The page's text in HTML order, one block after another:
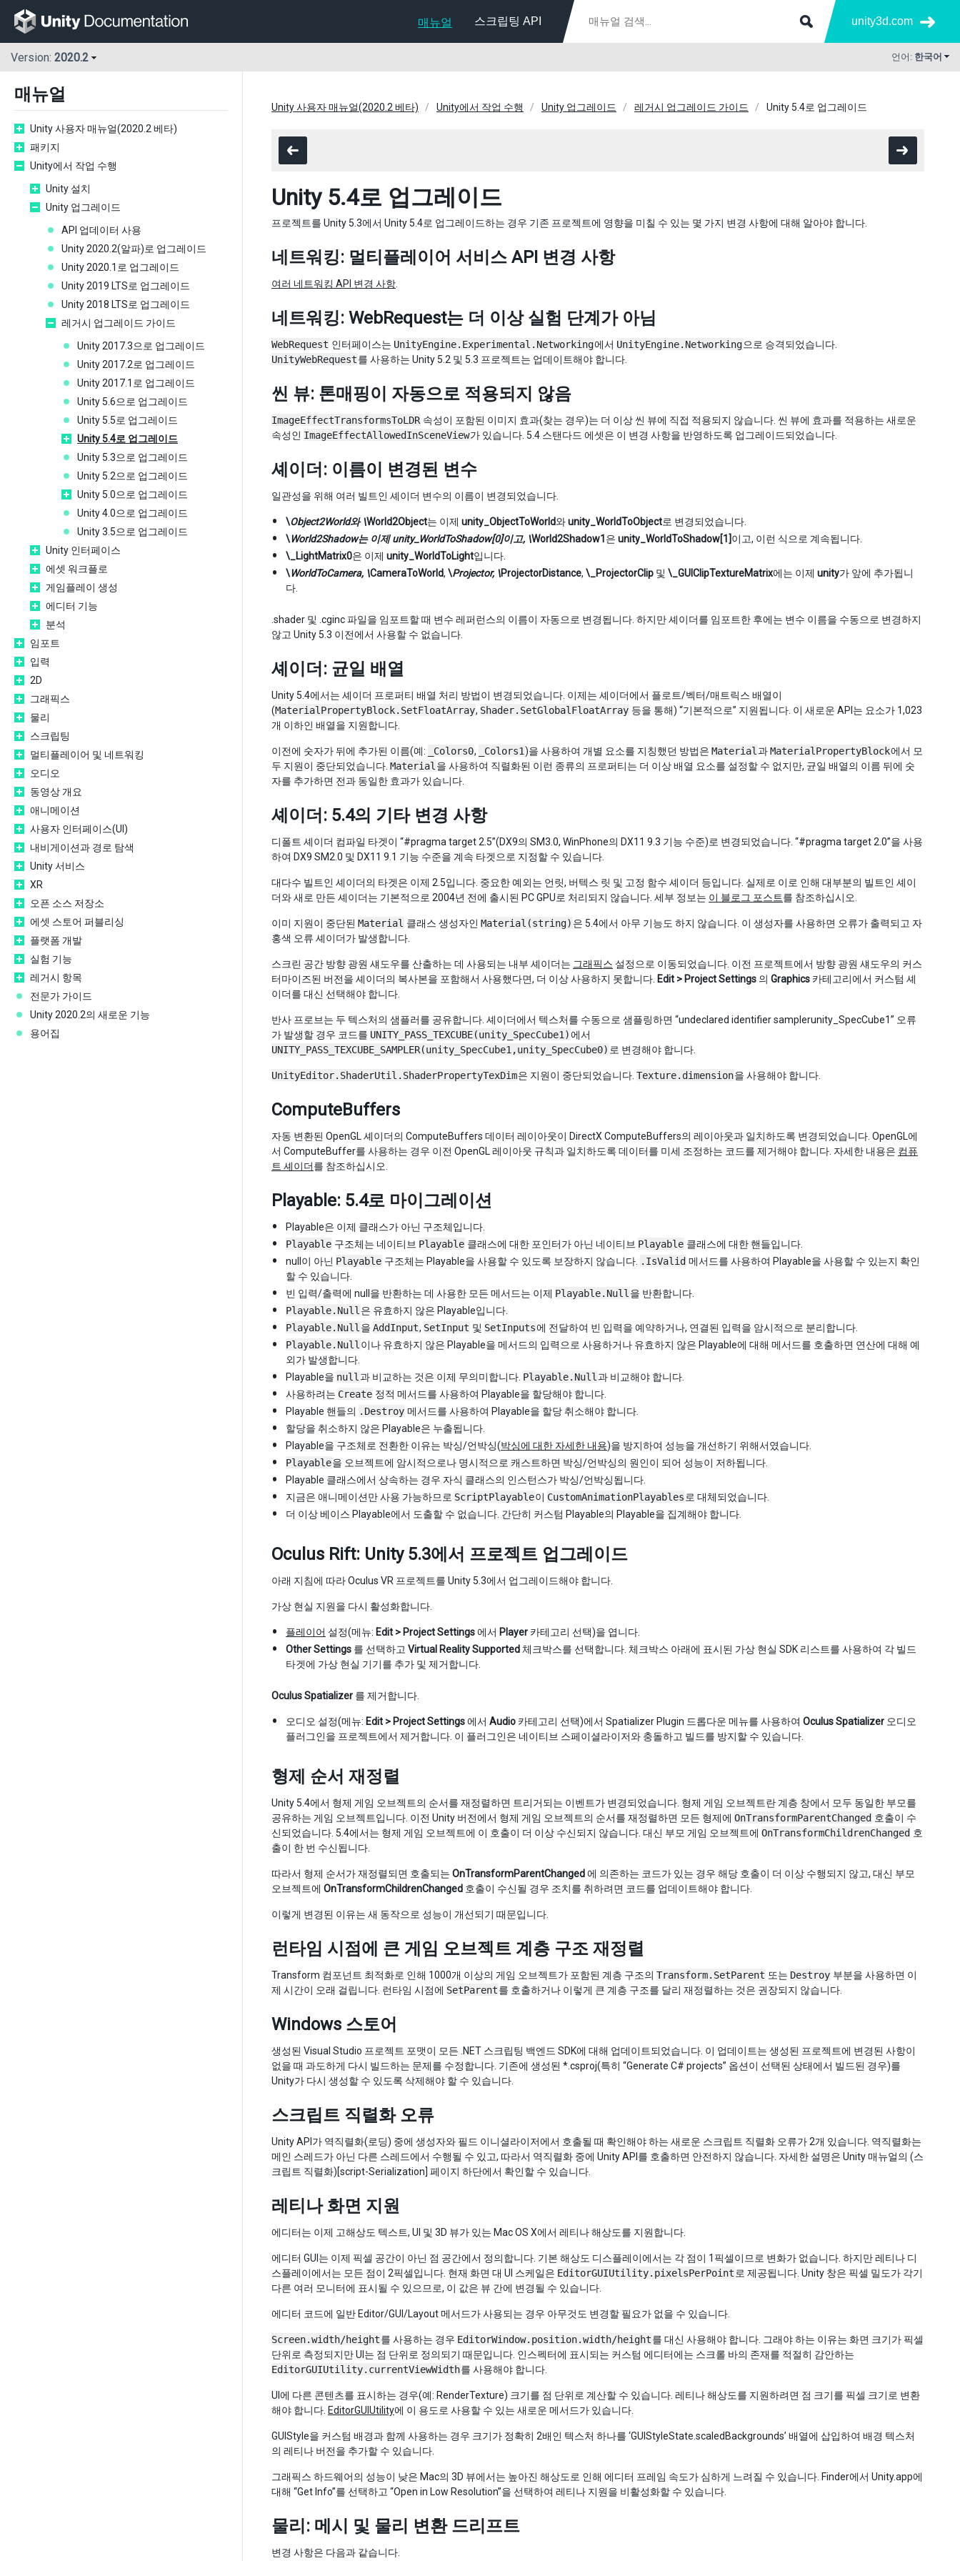
매뉴얼 스크립팅 API unity3d.com
Version: 2020.2 언어: 한국어
매뉴얼
Unity 사용자 매뉴얼(2020.2 베타)
패키지
Unity에서 작업 수행
Unity 설치
Unity 업그레이드
API 업데이터 사용
Unity 2020.2(알파)로 업그레이드
Unity 2020.1로 업그레이드
Unity 2019 LTS로 업그레이드
Unity 2018 LTS로 업그레이드
레거시 업그레이드 가이드
Unity 2017.3으로 업그레이드
Unity 2017.2로 업그레이드
Unity 2017.1로 업그레이드
Unity 5.6으로 업그레이드
Unity 5.5로 업그레이드
Unity 5.4로 업그레이드
Unity 5.3으로 업그레이드
Unity 5.2으로 업그레이드
Unity 5.0으로 업그레이드
Unity 4.0으로 업그레이드
Unity 3.5으로 업그레이드
Unity 인터페이스
에셋 워크플로
게임플레이 생성
에디터 기능
분석
임포트
입력
2D
그래픽스
물리
스크립팅
멀티플레이어 및 네트워킹
오디오
동영상 개요
애니메이션
사용자 인터페이스(UI)
내비게이션과 경로 탐색
Unity 서비스
XR
오픈 소스 저장소
에셋 스토어 퍼블리싱
플랫폼 개발
실험 기능
레거시 항목
전문가 가이드
Unity 2020.2의 새로운 기능
용어집
Unity 사용자 매뉴얼(2020.2 베타) Unity에서 작업 수행 Unity 업그레이드 레거시 업그레이드 가이드 Unity 5.4로 업그레이드
Unity 5.4로 업그레이드
프로젝트를 Unity 5.3에서 Unity 5.4로 업그레이드하는 경우 기존 프로젝트에 영향을 미칠 수 있는 몇 가지 변경 사항에 대해 알아야 합니다.
네트워킹: 멀티플레이어 서비스 API 변경 사항
여러 네트워킹 API 변경 사항
네트워킹: WebRequest는 더 이상 실험 단계가 아님
WebRequest 인터페이스는 UnityEngine.Experimental.Networking에서 UnityEngine.Networking으로 승격되었습니다.
UnityWebRequest를 사용하는 Unity 5.2 및 5.3 프로젝트는 업데이트해야 합니다.
씬 뷰: 톤매핑이 자동으로 적용되지 않음
ImageEffectTransformsToLDR 속성이 포함된 이미지 효과(찾는 경우)는 더 이상 씬 뷰에 직접 적용되지 않습니다. 씬 뷰에 효과를 적용하는 새로운
속성인 ImageEffectAllowedInSceneView가 있습니다. 5.4 스탠다드 에셋은 이 변경 사항을 반영하도록 업그레이드되었습니다.
셰이더: 이름이 변경된 변수
일관성을 위해 여러 빌트인 셰이더 변수의 이름이 변경되었습니다.
\Object2World와\World2Object는 이제 unity_ObjectToWorld와unity_WorldToObject로 변경되었습니다.
\World2Shadow는 이제unity_WorldToShadow[0]이고, \World2Shadow1 은 unity_WorldToShadow[1]이고, 이런 식으로 계속됩니다.
\_LightMatrix0은 이제 unity_WorldToLight입니다.
\WorldToCamera, \CameraToWorld, \Projector, \ProjectorDistance, \_ProjectorClip 및 \_GUIClipTextureMatrix에는 이제 unity가 앞에 추가됩니
다.
.shader 및 .cginc 파일을 임포트할 때 변수 레퍼런스의 이름이 자동으로 변경됩니다. 하지만 셰이더를 임포트한 후에는 변수 이름을 수동으로 변경하지
않고 Unity 5.3 이전에서 사용할 수 없습니다.
셰이더: 균일 배열
Unity 5.4에서는 셰이더 프로퍼티 배열 처리 방법이 변경되었습니다. 이제는 셰이더에서 플로트/벡터/매트릭스 배열이
(MaterialPropertyBlock.SetFloatArray, Shader.SetGlobalFloatArray 등을 통해) “기본적으로” 지원됩니다. 이 새로운 API는 요소가 1,023
개 이하인 배열을 지원합니다.
이전에 숫자가 뒤에 추가된 이름(예: _Colors0, _Colors1)을 사용하여 개별 요소를 지칭했던 방법은 Material 과MaterialPropertyBlock에서 모
두 지원이 중단되었습니다. Material 을 사용하여 직렬화된 이런 종류의 프로퍼티는 더 이상 배열 요소를 설정할 수 없지만, 균일 배열의 이름 뒤에 숫
자를 추가하면 전과 동일한 효과가 있습니다.
셰이더: 5.4의 기타 변경 사항
디폴트 셰이더 컴파일 타겟이 “#pragma target 2.5”(DX9의 SM3.0, WinPhone의 DX11 9.3 기능 수준)로 변경되었습니다. “#pragma target 2.0”을 사용
하여 DX9 SM2.0 및 DX11 9.1 기능 수준을 계속 타겟으로 지정할 수 있습니다.
대다수 빌트인 셰이더의 타겟은 이제 2.5입니다. 중요한 예외는 언릿, 버텍스 릿 및 고정 함수 셰이더 등입니다. 실제로 이로 인해 대부분의 빌트인 셰이
더와 새로 만든 셰이더는 기본적으로 2004년 전에 출시된 PC GPU로 처리되지 않습니다. 세부 정보는 이 블로그 포스트를 참조하십시오.
이미 지원이 중단된 Material 클래스 생성자인 Material(string) 은 5.4에서 아무 기능도 하지 않습니다. 이 생성자를 사용하면 오류가 출력되고 자
홍색 오류 셰이더가 발생합니다.
스크린 공간 방향 광원 섀도우를 산출하는 데 사용되는 내부 셰이더는 그래픽스 설정으로 이동되었습니다. 이전 프로젝트에서 방향 광원 섀도우의 커스
터마이즈된 버전을 셰이더의 복사본을 포함해서 사용했다면, 더 이상 사용하지 못합니다. Edit > Project Settings 의 Graphics 카테고리에서 커스텀 셰
이더를 대신 선택해야 합니다.
반사 프로브는 두 텍스처의 샘플러를 공유합니다. 셰이더에서 텍스처를 수동으로 샘플링하면 “undeclared identifier samplerunity_SpecCube1” 오류
가 발생할 경우 코드를 UNITY_PASS_TEXCUBE(unity_SpecCube1)에서
UNITY_PASS_TEXCUBE_SAMPLER(unity_SpecCube1,unity_SpecCube0) 로 변경해야 합니다.
UnityEditor.ShaderUtil.ShaderPropertyTexDim은 지원이 중단되었습니다. Texture.dimension을 사용해야 합니다.
ComputeBuffers
자동 변환된 OpenGL 셰이더의 ComputeBuffers 데이터 레이아웃이 DirectX ComputeBuffers의 레이아웃과 일치하도록 변경되었습니다. OpenGL에
서 ComputeBuffer를 사용하는 경우 이전 OpenGL 레이아웃 규칙과 일치하도록 데이터를 미세 조정하는 코드를 제거해야 합니다. 자세한 내용은 컴퓨
트 셰이더를 참조하십시오.
Playable: 5.4로 마이그레이션
Playable은 이제 클래스가 아닌 구조체입니다.
Playable 구조체는 네이티브 Playable 클래스에 대한 포인터가 아닌 네이티브 Playable 클래스에 대한 핸들입니다.
null이 아닌 Playable 구조체는 Playable을 사용할 수 있도록 보장하지 않습니다. .IsValid 메서드를 사용하여 Playable을 사용할 수 있는지 확인
할 수 있습니다.
빈 입력/출력에 null을 반환하는 데 사용한 모든 메서드는 이제 Playable.Null 을 반환합니다.
Playable.Null 은 유효하지 않은 Playable입니다.
Playable.Null 을 AddInput, SetInput 및 SetInputs에 전달하여 빈 입력을 예약하거나, 연결된 입력을 암시적으로 분리합니다.
Playable.Null 이나 유효하지 않은 Playable을 메서드의 입력으로 사용하거나 유효하지 않은 Playable에 대해 메서드를 호출하면 연산에 대해 예
외가 발생합니다.
Playable을 null 과 비교하는 것은 이제 무의미합니다. Playable.Null 과 비교해야 합니다.
사용하려는 Create 정적 메서드를 사용하여 Playable을 할당해야 합니다.
Playable 핸들의 .Destroy 메서드를 사용하여 Playable을 할당 취소해야 합니다.
할당을 취소하지 않은 Playable은 누출됩니다.
Playable을 구조체로 전환한 이유는 박싱/언박싱(박싱에 대한 자세한 내용)을 방지하여 성능을 개선하기 위해서였습니다.
Playable을 오브젝트에 암시적으로나 명시적으로 캐스트하면 박싱/언박싱의 원인이 되어 성능이 저하됩니다.
Playable 클래스에서 상속하는 경우 자식 클래스의 인스턴스가 박싱/언박싱됩니다.
지금은 애니메이션만 사용 가능하므로 ScriptPlayable이 CustomAnimationPlayables 로 대체되었습니다.
더 이상 베이스 Playable에서 도출할 수 없습니다. 간단히 커스텀 Playable의 Playable을 집계해야 합니다.
Oculus Rift: Unity 5.3에서 프로젝트 업그레이드
아래 지침에 따라 Oculus VR 프로젝트를 Unity 5.3에서 업그레이드해야 합니다.
가상 현실 지원을 다시 활성화합니다.
플레이어 설정(메뉴: Edit > Project Settings에서 Player 카테고리 선택)을 엽니다.
Other Settings 를 선택하고 Virtual Reality Supported 체크박스를 선택합니다. 체크박스 아래에 표시된 가상 현실 SDK 리스트를 사용하여 각 빌드
타겟에 가상 현실 기기를 추가 및 제거합니다.
Oculus Spatializer 를 제거합니다.
오디오 설정(메뉴: Edit > Project Settings에서 Audio 카테고리 선택)에서 Spatializer Plugin 드롭다운 메뉴를 사용하여 Oculus Spatializer 오디오
플러그인을 프로젝트에서 제거합니다. 이 플러그인은 네이티브 스페이셜라이저와 충돌하고 빌드를 방지할 수 있습니다.
형제 순서 재정렬
Unity 5.4에서 형제 게임 오브젝트의 순서를 재정렬하면 트리거되는 이벤트가 변경되었습니다. 형제 게임 오브젝트란 계층 창에서 모두 동일한 부모를
공유하는 게임 오브젝트입니다. 이전 Unity 버전에서 형제 게임 오브젝트의 순서를 재정렬하면 모든 형제에 OnTransformParentChanged 호출이 수
신되었습니다. 5.4에서는 형제 게임 오브젝트에 이 호출이 더 이상 수신되지 않습니다. 대신 부모 게임 오브젝트에 OnTransformChildrenChanged 호
출이 한 번 수신됩니다.
따라서 형제 순서가 재정렬되면 호출되는 OnTransformParentChanged에 의존하는 코드가 있는 경우 해당 호출이 더 이상 수행되지 않고, 대신 부모
오브젝트에 OnTransformChildrenChanged 호출이 수신될 경우 조치를 취하려면 코드를 업데이트해야 합니다.
이렇게 변경된 이유는 새 동작으로 성능이 개선되기 때문입니다.
런타임 시점에 큰 게임 오브젝트 계층 구조 재정렬
Transform 컴포넌트 최적화로 인해 1000개 이상의 게임 오브젝트가 포함된 계층 구조의 Transform.SetParent 또는 Destroy 부분을 사용하면 이
제 시간이 오래 걸립니다. 런타임 시점에 SetParent를 호출하거나 이렇게 큰 계층 구조를 달리 재정렬하는 것은 권장되지 않습니다.
Windows 스토어
생성된 Visual Studio 프로젝트 포맷이 모든 .NET 스크립팅 백엔드 SDK에 대해 업데이트되었습니다. 이 업데이트는 생성된 프로젝트에 변경된 사항이
없을 때 과도하게 다시 빌드하는 문제를 수정합니다. 기존에 생성된 *.csproj(특히 “Generate C# projects” 옵션이 선택된 상태에서 빌드된 경우)를
Unity가 다시 생성할 수 있도록 삭제해야 할 수 있습니다.
스크립트 직렬화 오류
Unity API가 역직렬화(로딩) 중에 생성자와 필드 이니셜라이저에서 호출될 때 확인해야 하는 새로운 스크립트 직렬화 오류가 2개 있습니다. 역직렬화는
메인 스레드가 아닌 다른 스레드에서 수행될 수 있고, 따라서 역직렬화 중에 Unity API를 호출하면 안전하지 않습니다. 자세한 설명은 Unity 매뉴얼의 (스
크립트 직렬화)[script-Serialization] 페이지 하단에서 확인할 수 있습니다.
레티나 화면 지원
에디터는 이제 고해상도 텍스트, UI 및 3D 뷰가 있는 Mac OS X에서 레티나 해상도를 지원합니다.
에디터 GUI는 이제 픽셀 공간이 아닌 점 공간에서 정의합니다. 기본 해상도 디스플레이에서는 각 점이 1픽셀이므로 변화가 없습니다. 하지만 레티나 디
스플레이에서는 모든 점이 2픽셀입니다. 현재 화면 대 UI 스케일은 EditorGUIUtility.pixelsPerPoint 로 제공됩니다. Unity 창은 픽셀 밀도가 각기
다른 여러 모니터에 표시될 수 있으므로, 이 값은 뷰 간에 변경될 수 있습니다.
에디터 코드에 일반 Editor/GUI/Layout 메서드가 사용되는 경우 아무것도 변경할 필요가 없을 수 있습니다.
Screen.width/height를 사용하는 경우 EditorWindow.position.width/height를 대신 사용해야 합니다. 그래야 하는 이유는 화면 크기가 픽셀
단위로 측정되지만 UI는 점 단위로 정의되기 때문입니다. 인스펙터에 표시되는 커스텀 에디터에는 스크롤 바의 존재를 적절히 감안하는
EditorGUIUtility.currentViewWidth를 사용해야 합니다.
UI에 다른 콘텐츠를 표시하는 경우(예: RenderTexture) 크기를 점 단위로 계산할 수 있습니다. 레티나 해상도를 지원하려면 점 크기를 픽셀 크기로 변환
해야 합니다. EditorGUIUtility에 이 용도로 사용할 수 있는 새로운 메서드가 있습니다.
GUIStyle을 커스텀 배경과 함께 사용하는 경우 크기가 정확히 2배인 텍스처 하나를 ‘GUIStyleState.scaledBackgrounds’ 배열에 삽입하여 배경 텍스처
의 레티나 버전을 추가할 수 있습니다.
그래픽스 하드웨어의 성능이 낮은 Mac의 3D 뷰에서는 높아진 해상도로 인해 에디터 프레임 속도가 심하게 느려질 수 있습니다. Finder에서 Unity.app에
대해 “Get Info”를 선택하고 “Open in Low Resolution”을 선택하여 레티나 지원을 비활성화할 수 있습니다.
물리: 메시 및 물리 변환 드리프트
변경 사항은 다음과 같습니다.